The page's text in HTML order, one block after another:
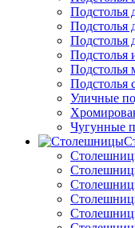
Подстолья
Подстолья
Подстолья
Подстолья
Подстолья
Подстолья
Уличные
Чугунные